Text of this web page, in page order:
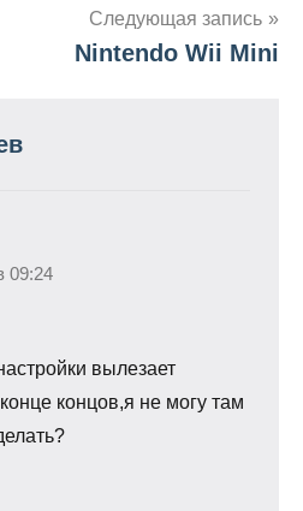
Следующая запись
Nintendo Wii Mini
09:24
вылезает
концов,я не могу там